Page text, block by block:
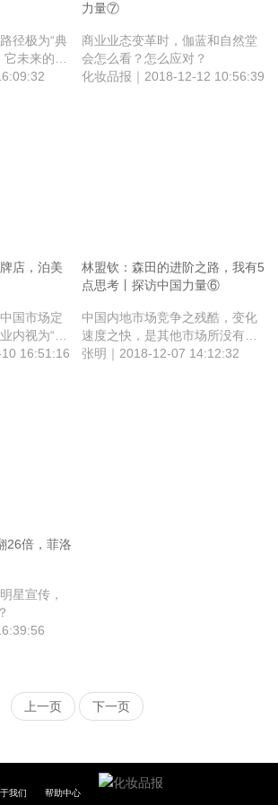
径极为“典
未来的路
聊了聊这
力量⑦
商业业态变革时，伽蓝和自然堂
会怎么看？怎么应对？
化妆品报｜2018-12-12 10:56:39
店，泊美
国市场定
内视为“含
”，一时间
16:51:16
林盟钦：森田的进阶之路，我有5
点思考丨探访中国力量⑥
中国内地市场竞争之残酷，变化
速度之快，是其他市场所没有
的。对品牌而言，要适应这个市
张明｜2018-12-07 14:12:32
26倍，菲洛
星宣传，
上一页 下一页
我们 帮助中心